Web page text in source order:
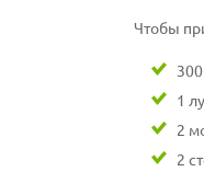
Чтобы
1
2
2